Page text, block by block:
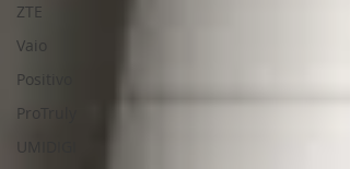
ZTE
Vaio
Positivo
ProTruly
UMIDIGI